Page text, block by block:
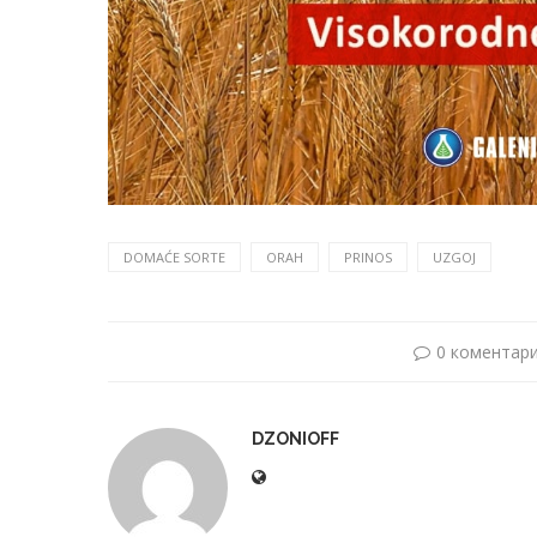
DOMAĆE SORTE ORAH PRINOS UZGOJ
0
DZONIOFF